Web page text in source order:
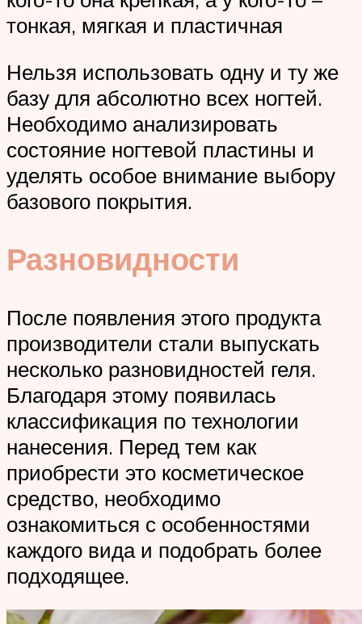
тонкая, мягкая и пластичная
Нельзя использовать одну и ту же
базу для абсолютно всех ногтей.
Необходимо анализировать
состояние ногтевой пластины и
уделять особое внимание выбору
базового покрытия.
Разновидности
После появления этого продукта
производители стали выпускать
несколько разновидностей геля.
Благодаря этому появилась
классификация по технологии
нанесения. Перед тем как
приобрести это косметическое
средство, необходимо
ознакомиться с особенностями
каждого вида и подобрать более
подходящее.